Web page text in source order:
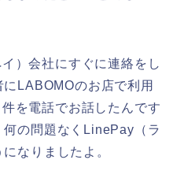
）会社にすぐに連絡をし
LABOMOのお店で利用
を電話でお話したんです
の問題なくLinePay（ラ
なりましたよ。